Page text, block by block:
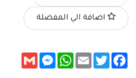
اضافة الي المفضلة
Facebook
Twitter
Email
WhatsApp
Messenger
Gmail